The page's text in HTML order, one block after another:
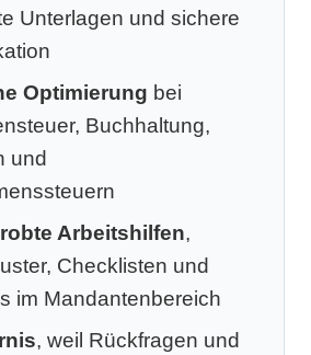
Unterlagen und sichere
Optimierung bei
Buchhaltung,
und
Arbeitshilfen,
Checklisten und
im Mandantenbereich
, weil Rückfragen und